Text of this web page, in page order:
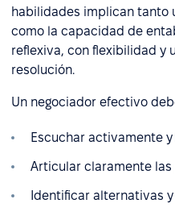
habilidades implican tanto
como la capacidad de
reflexiva, con flexibilidad y
resolución.
Un negociador efectivo
Escuchar activamente
Articular claramente las
Identificar alternativas